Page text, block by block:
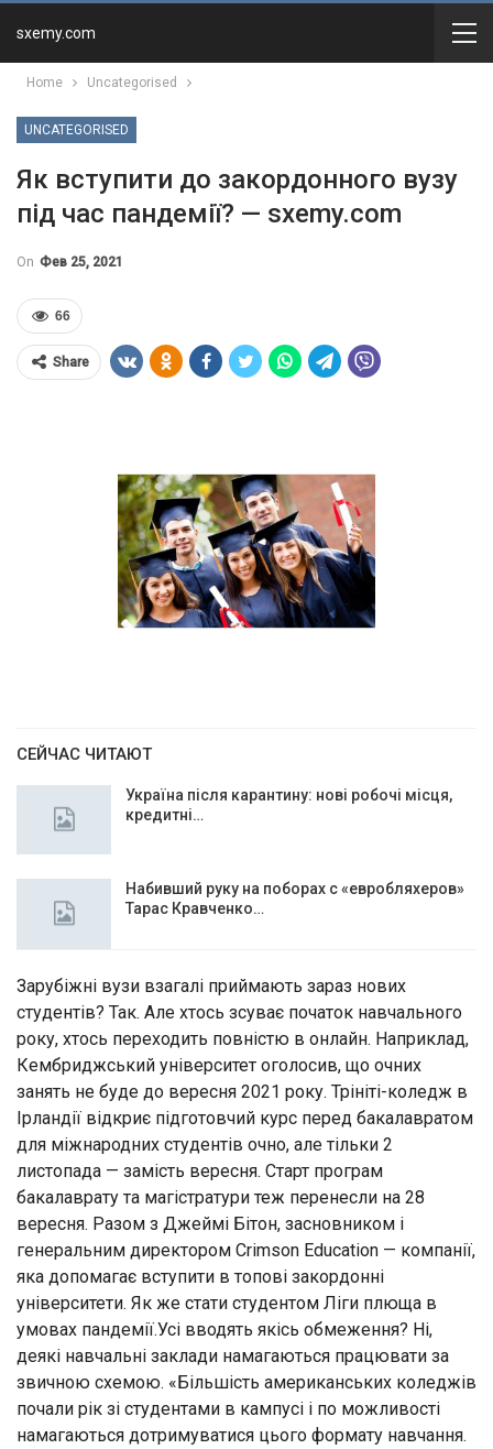
sxemy.com
Home Uncategorised
UNCATEGORISED
Як вступити до закордонного вузу
під час пандемії? — sxemy.com
On Фев 25, 2021
66
Share
СЕЙЧАС ЧИТАЮТ
Україна після карантину: нові робочі місця,
кредитні…
Набивший руку на поборах с «евробляхеров»
Тарас Кравченко…
Зарубіжні вузи взагалі приймають зараз нових
студентів? Так. Але хтось зсуває початок навчального
року, хтось переходить повністю в онлайн. Наприклад,
Кембриджський університет оголосив, що очних
занять не буде до вересня 2021 року. Трініті-коледж в
Ірландії відкриє підготовчий курс перед бакалавратом
для міжнародних студентів очно, але тільки 2
листопада — замість вересня. Старт програм
бакалаврату та магістратури теж перенесли на 28
вересня. Разом з Джеймі Бітон, засновником і
генеральним директором Crimson Education — компанії,
яка допомагає вступити в топові закордонні
університети. Як же стати студентом Ліги плюща в
умовах пандемії.Усі вводять якісь обмеження? Ні,
деякі навчальні заклади намагаються працювати за
звичною схемою. «Більшість американських коледжів
почали рік зі студентами в кампусі і по можливості
намагаються дотримуватися цього формату навчання.